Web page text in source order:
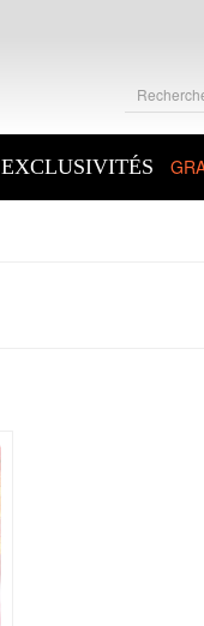
EXCLUSIVITÉS